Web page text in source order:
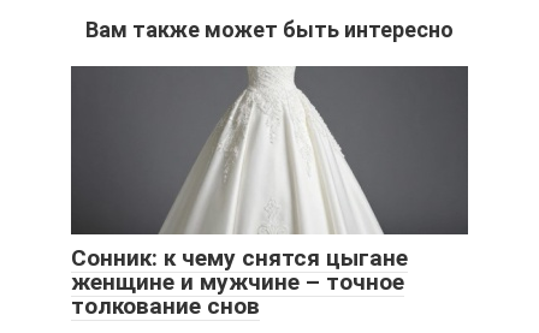
Вам также может быть интересно
Сонник: к чему снятся цыгане
женщине и мужчине – точное
толкование снов